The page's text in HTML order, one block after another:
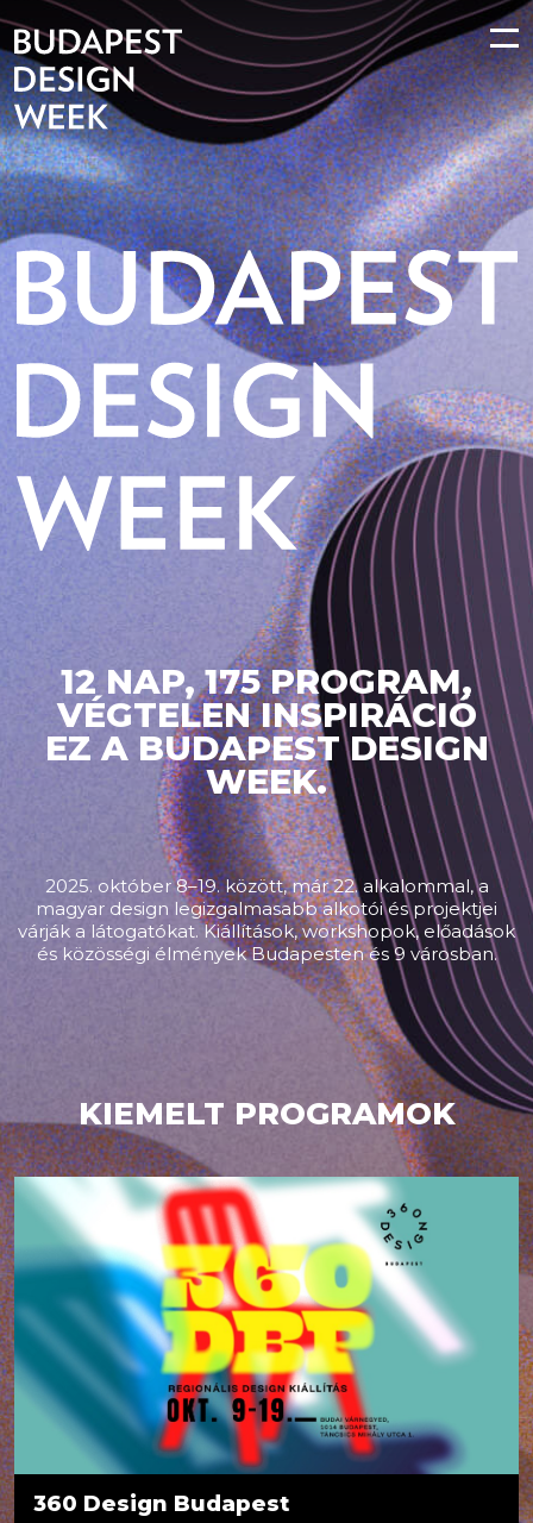
12 NAP, 175 PROGRAM,
VÉGTELEN INSPIRÁCIÓ
EZ A BUDAPEST DESIGN
WEEK.
2025. október 8–19. között, már 22. alkalommal, a
magyar design legizgalmasabb alkotói és projektjei
várják a látogatókat. Kiállítások, workshopok, előadások
és közösségi élmények Budapesten és 9 városban.
KIEMELT PROGRAMOK
360 Design Budapest